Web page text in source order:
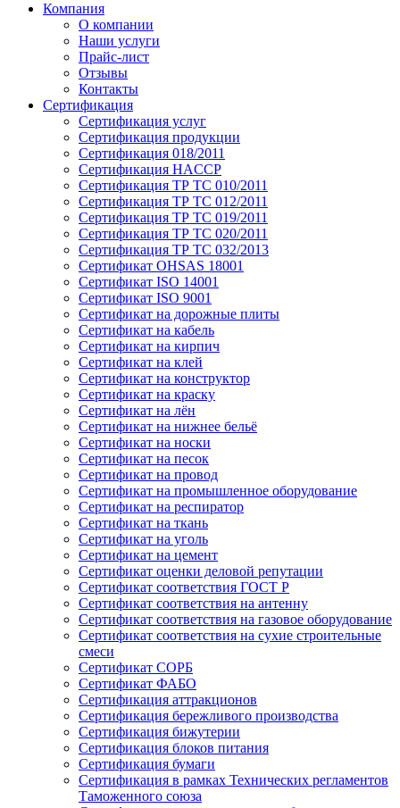
Компания
О компании
Наши услуги
Прайс-лист
Отзывы
Контакты
Сертификация
Сертификация услуг
Сертификация продукции
Сертификация 018/2011
Сертификация HACCP
Сертификация ТР ТС 010/2011
Сертификация ТР ТС 012/2011
Сертификация ТР ТС 019/2011
Сертификация ТР ТС 020/2011
Сертификация ТР ТС 032/2013
Сертификат OHSAS 18001
Сертификат ISO 14001
Сертификат ISO 9001
Сертификат на дорожные плиты
Сертификат на кабель
Сертификат на кирпич
Сертификат на клей
Сертификат на конструктор
Сертификат на краску
Сертификат на лён
Сертификат на нижнее бельё
Сертификат на носки
Сертификат на песок
Сертификат на провод
Сертификат на промышленное оборудование
Сертификат на респиратор
Сертификат на ткань
Сертификат на уголь
Сертификат на цемент
Сертификат оценки деловой репутации
Сертификат соответствия ГОСТ Р
Сертификат соответствия на антенну
Сертификат соответствия на газовое оборудование
Сертификат соответствия на сухие строительные
смеси
Сертификат СОРБ
Сертификат ФАБО
Сертификация аттракционов
Сертификация бережливого производства
Сертификация бижутерии
Сертификация блоков питания
Сертификация бумаги
Сертификация в рамках Технических регламентов
Таможенного союза